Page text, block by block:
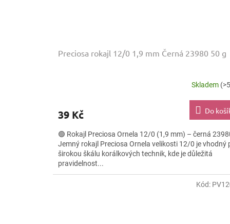
Preciosa rokajl 12/0 1,9 mm Černá 23980 50 g
Skladem
39 Kč Do
🟢 Rokajl Preciosa Ornela 12/0 (1,9 mm) – černá
Jemný rokajl Preciosa Ornela velikosti 12/0 je vhodný
širokou škálu korálkových technik, kde je důležitá
pravidelnost...
Kód: